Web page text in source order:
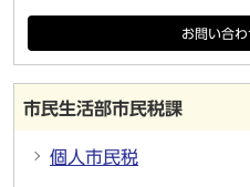
お問い合
市民生活部市民税課
個人市民税